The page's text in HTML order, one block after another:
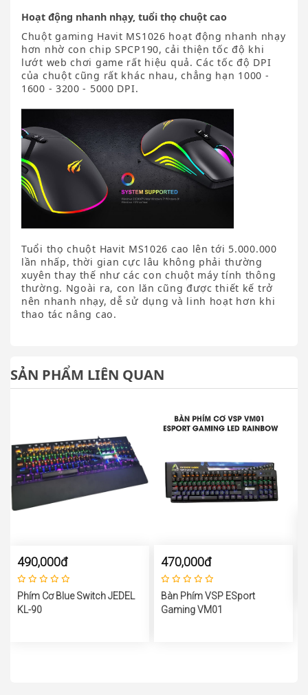
Hoạt động nhanh nhạy, tuổi thọ chuột cao
Chuột gaming Havit MS1026 hoạt động nhanh nhạy
hơn nhờ con chip SPCP190, cải thiện tốc độ khi
lướt web chơi game rất hiệu quả. Các tốc độ DPI
của chuột cũng rất khác nhau, chẳng hạn 1000 -
1600 - 3200 - 5000 DPI.
Tuổi thọ chuột Havit MS1026 cao lên tới 5.000.000
lần nhấp, thời gian cực lâu không phải thường
xuyên thay thế như các con chuột máy tính thông
thường. Ngoài ra, con lăn cũng được thiết kế trở
nên nhanh nhạy, dễ sử dụng và linh hoạt hơn khi
thao tác nâng cao.
SẢN PHẨM LIÊN QUAN
490,000đ
Phím Cơ Blue Switch JEDEL
KL-90
470,000đ
Bàn Phím VSP ESport
Gaming VM01